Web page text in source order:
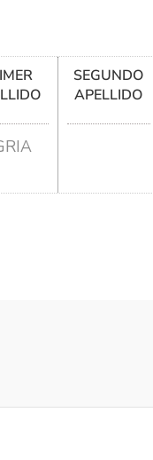
SEGUNDO
APELLIDO